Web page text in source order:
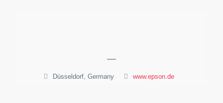
—
Düsseldorf, Germany www.epson.de